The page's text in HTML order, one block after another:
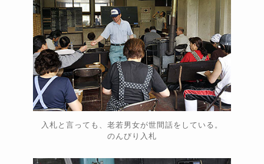
入札と言っても、老若男女が世間話をしている。
のんびり入札